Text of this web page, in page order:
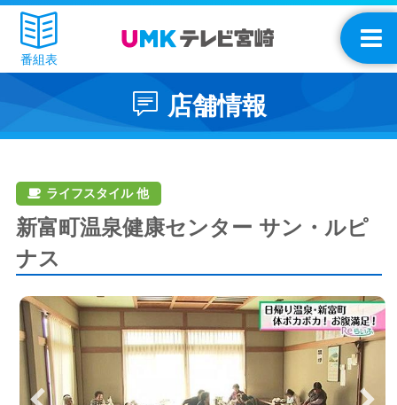
番組表
店舗情報
ライフスタイル 他
新富町温泉健康センター サン・ルピ
ナス